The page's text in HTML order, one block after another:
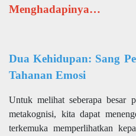
Menghadapinya…
Dua Kehidupan: Sang
Tahanan Emosi
Untuk melihat seberapa besar
metakognisi, kita dapat
terkemuka memperlihatkan